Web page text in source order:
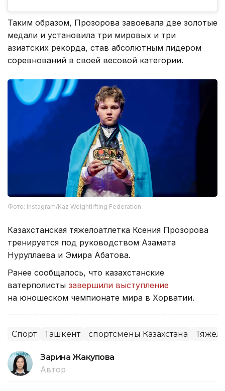
Таким образом, Прозорова завоевала две золотые
медали и установила три мировых и три
азиатских рекорда, став абсолютным лидером
соревнований в своей весовой категории.
Фото: Instagram/Kaz Weightlifting Federation
Казахстанская тяжелоатлетка Ксения Прозорова
тренируется под руководством Азамата
Нуруллаева и Эмира Абатова.
Ранее сообщалось, что казахстанские
ватерполисты завершили выступление
на юношеском чемпионате мира в Хорватии.
Спорт Ташкент спортсмены Казахстана
Зарина Жакупова
Автор